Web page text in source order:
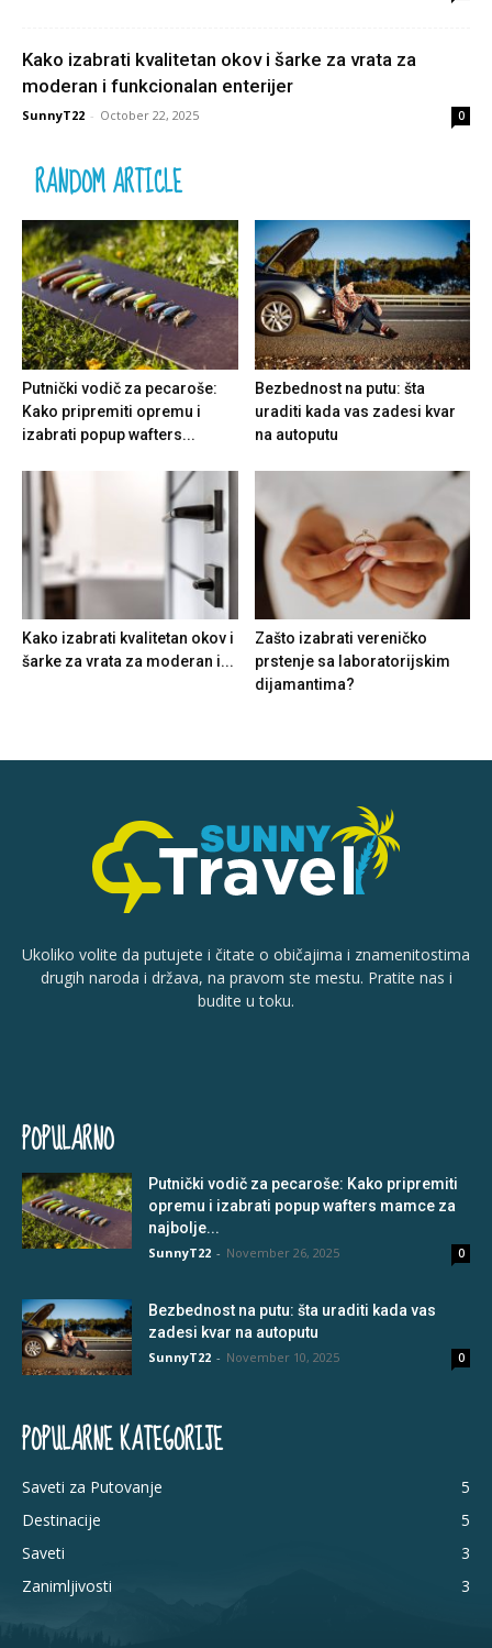
Kako izabrati kvalitetan okov i šarke za vrata za
moderan i funkcionalan enterijer
SunnyT22 - October 22, 2025 0
RANDOM ARTICLE
Putnički vodič za pecaroše:
Kako pripremiti opremu i
izabrati popup wafters...
Bezbednost na putu: šta
uraditi kada vas zadesi kvar
na autoputu
Kako izabrati kvalitetan okov i
šarke za vrata za moderan i...
Zašto izabrati vereničko
prstenje sa laboratorijskim
dijamantima?
Ukoliko volite da putujete i čitate o običajima i znamenitostima
drugih naroda i država, na pravom ste mestu. Pratite nas i
budite u toku.
POPULARNO
Putnički vodič za pecaroše: Kako pripremiti
opremu i izabrati popup wafters mamce za
najbolje...
SunnyT22 - November 26, 2025 0
Bezbednost na putu: šta uraditi kada vas
zadesi kvar na autoputu
SunnyT22 - November 10, 2025 0
POPULARNE KATEGORIJE
Saveti za Putovanje
5
Destinacije
5
Saveti
3
Zanimljivosti
3